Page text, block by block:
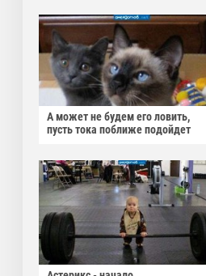
А может не будем его ловить,
пусть тока поближе подойдет